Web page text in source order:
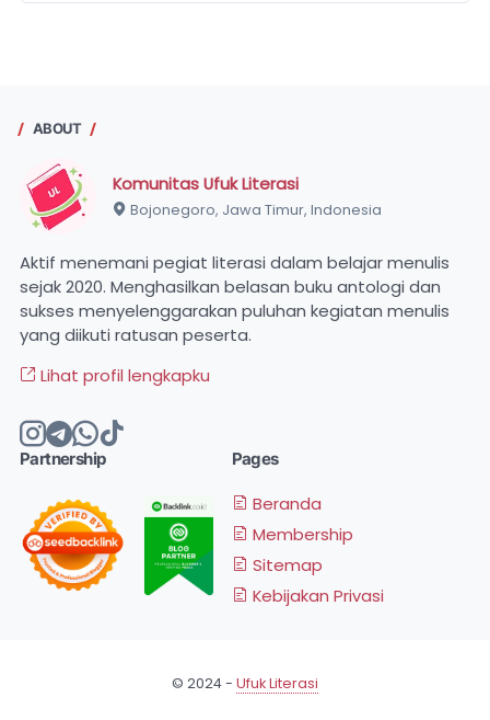
ABOUT
Komunitas Ufuk Literasi
Bojonegoro, Jawa Timur, Indonesia
Aktif menemani pegiat literasi dalam belajar menulis
sejak 2020. Menghasilkan belasan buku antologi dan
sukses menyelenggarakan puluhan kegiatan menulis
yang diikuti ratusan peserta.
Lihat profil lengkapku
Partnership Pages
Beranda
Membership
Sitemap
Kebijakan Privasi
© 2024 - Ufuk Literasi